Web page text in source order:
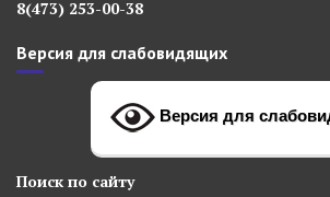
8(473) 253-00-38
Версия для слабовидящих
Версия для
Поиск по сайту